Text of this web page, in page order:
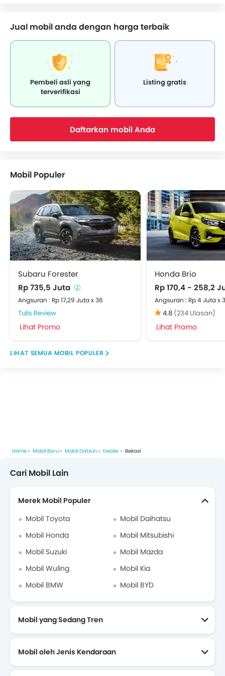
Jual mobil anda dengan harga terbaik
Pembeli asli yang
terverifikasi
Listing gratis
Daftarkan mobil Anda
Mobil Populer
Subaru Forester
Rp 735,5 Juta
Angsuran : Rp 17,29 Juta x 36
Tulis Review
Lihat Promo
Honda Brio
Rp 170,4 - 258,2
Angsuran : Rp 4 Juta x
4.8 (234 Ulasan)
Lihat Promo
MOBIL POPULER
Home Mobil Baru Mobil Datsun Dealer Bekasi
Cari Mobil Lain
Merek Mobil Populer
Mobil Toyota
Mobil Daihatsu
Mobil Honda
Mobil Mitsubishi
Mobil Suzuki
Mobil Mazda
Mobil Wuling
Mobil Kia
Mobil BMW
Mobil BYD
Mobil yang Sedang Tren
Mobil oleh Jenis Kendaraan